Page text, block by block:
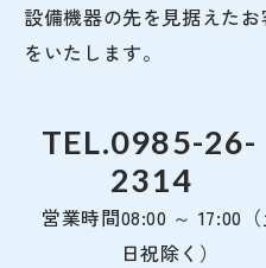
設備機器の先を見据えた
をいたします。
TEL.0985-26-
2314
営業時間08:00 ～ 17:00
日祝除く）